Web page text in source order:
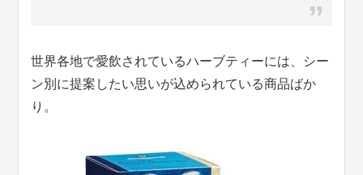
世界各地で愛飲されているハーブティーには、シー
ン別に提案したい思いが込められている商品ばか
り。